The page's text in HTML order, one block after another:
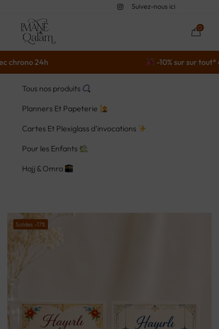
Suivez-nous ici
0
24h -10% sur sur tout* avec
Tous nos produits
Planners Et Papeterie
Cartes Et Plexiglass d’invocations
Pour les Enfants
Hajj & Omra
Soldes -17%